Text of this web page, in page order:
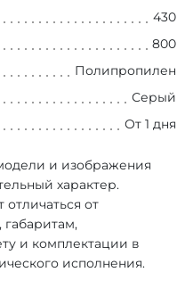
430
800
Полипропилен
Серый
От 1 дня
и изображения
характер.
от
габаритам,
и комплектации в
исполнения.